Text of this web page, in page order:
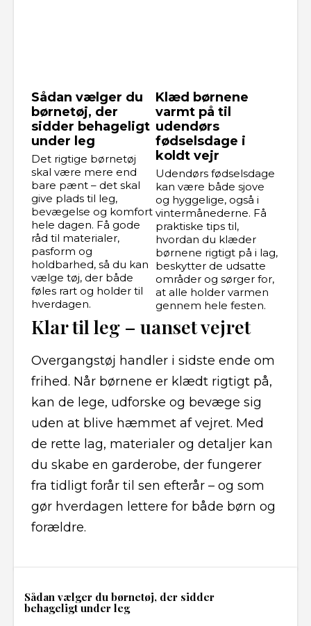
Sådan vælger du
børnetøj, der
sidder behageligt
under leg
Det rigtige børnetøj
skal være mere end
bare pænt – det skal
give plads til leg,
bevægelse og komfort
hele dagen. Få gode
råd til materialer,
pasform og
holdbarhed, så du kan
vælge tøj, der både
føles rart og holder til
hverdagen.
Klæd børnene
varmt på til
udendørs
fødselsdage i
koldt vejr
Udendørs fødselsdage
kan være både sjove
og hyggelige, også i
vintermånederne. Få
praktiske tips til,
hvordan du klæder
børnene rigtigt på i lag,
beskytter de udsatte
områder og sørger for,
at alle holder varmen
gennem hele festen.
Klar til leg – uanset vejret
Overgangstøj handler i sidste ende om
frihed. Når børnene er klædt rigtigt på,
kan de lege, udforske og bevæge sig
uden at blive hæmmet af vejret. Med
de rette lag, materialer og detaljer kan
du skabe en garderobe, der fungerer
fra tidligt forår til sen efterår – og som
gør hverdagen lettere for både børn og
forældre.
Sådan vælger du børnetøj, der sidder
behageligt under leg